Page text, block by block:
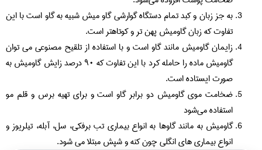
به جز زبان و کبد تمام دستگاه گوارشی گاو میش شبیه به گاو است با این
تفاوت که زبان گاومیش پهن تر و کوتاهتر است.
زایمان گاومیش مانند گاو است و با استفاده از تلقیح مصنوعی می توان
گاومیش ماده را حامله کرد با این تفاوت که ۹۰ درصد زایش گاومیش به
صورت ایستاده است.
ضخامت موی گاومیش دو برابر گاو است و برای تهیه برس و قلم مو
استفاده می‌شود
گاومیش به مانند گاوها به انواع بیماری تب برفکی، سل، آبله، تیلریوز و
انواع بیماری های انگلی چون کنه و شپش مبتلا می شود.